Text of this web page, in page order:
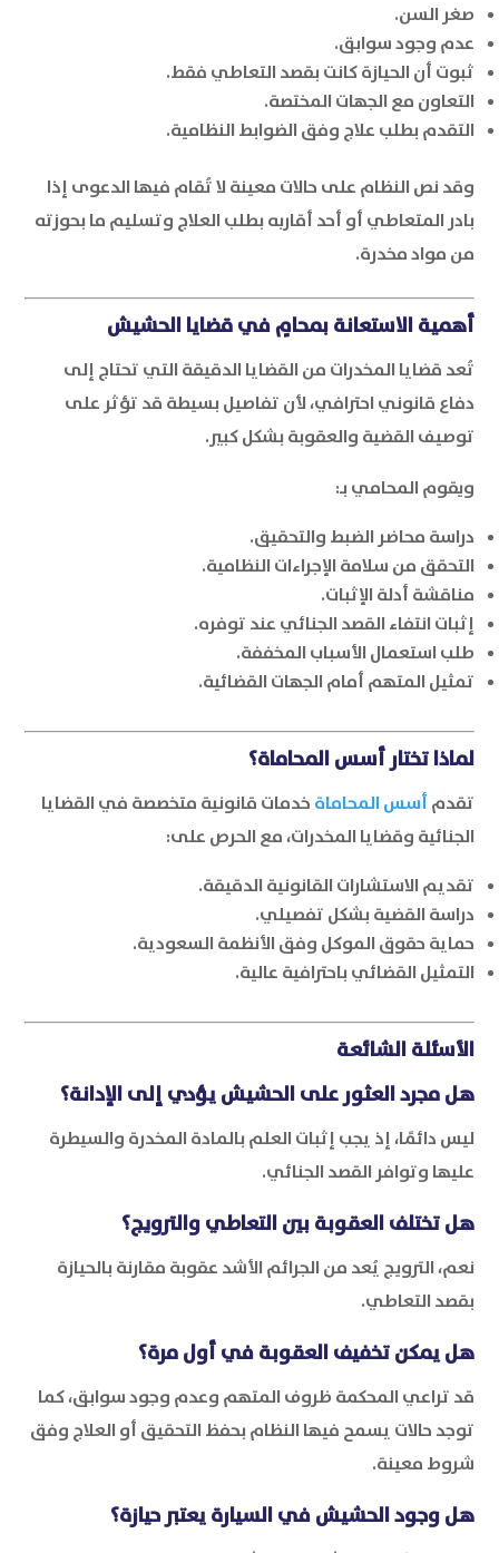
صغر السن.
عدم وجود سوابق.
ثبوت أن الحيازة كانت بقصد التعاطي فقط.
التعاون مع الجهات المختصة.
التقدم بطلب علاج وفق الضوابط النظامية.
وقد نص النظام على حالات معينة لا تُقام فيها الدعوى إذا
بادر المتعاطي أو أحد أقاربه بطلب العلاج وتسليم ما بحوزته
من مواد مخدرة.
أهمية الاستعانة بمحامٍ في قضايا الحشيش
تُعد قضايا المخدرات من القضايا الدقيقة التي تحتاج إلى
دفاع قانوني احترافي، لأن تفاصيل بسيطة قد تؤثر على
توصيف القضية والعقوبة بشكل كبير.
ويقوم المحامي بـ:
دراسة محاضر الضبط والتحقيق.
التحقق من سلامة الإجراءات النظامية.
مناقشة أدلة الإثبات.
إثبات انتفاء القصد الجنائي عند توفره.
طلب استعمال الأسباب المخففة.
تمثيل المتهم أمام الجهات القضائية.
لماذا تختار أسس المحاماة؟
تقدم أسس المحاماة خدمات قانونية متخصصة في القضايا
الجنائية وقضايا المخدرات، مع الحرص على:
تقديم الاستشارات القانونية الدقيقة.
دراسة القضية بشكل تفصيلي.
حماية حقوق الموكل وفق الأنظمة السعودية.
التمثيل القضائي باحترافية عالية.
الأسئلة الشائعة
هل مجرد العثور على الحشيش يؤدي إلى الإدانة؟
ليس دائمًا، إذ يجب إثبات العلم بالمادة المخدرة والسيطرة
عليها وتوافر القصد الجنائي.
هل تختلف العقوبة بين التعاطي والترويج؟
نعم، الترويج يُعد من الجرائم الأشد عقوبة مقارنة بالحيازة
بقصد التعاطي.
هل يمكن تخفيف العقوبة في أول مرة؟
قد تراعي المحكمة ظروف المتهم وعدم وجود سوابق، كما
توجد حالات يسمح فيها النظام بحفظ التحقيق أو العلاج وفق
شروط معينة.
هل وجود الحشيش في السيارة يعتبر حيازة؟